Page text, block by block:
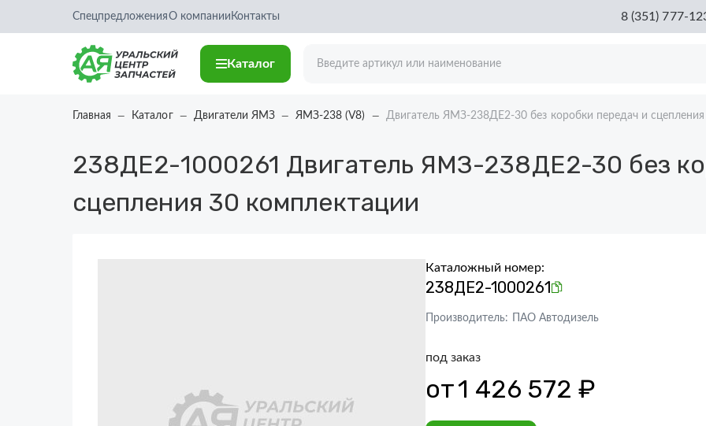
СпецпредложенияО компании Контакты 8 (351) 777-
Каталог
Главная Каталог Двигатели ЯМЗ ЯМЗ-238 (V8) Двигатель ЯМЗ-238ДЕ2-30 без коробки передач и
238ДЕ2-1000261 Двигатель ЯМЗ-238ДЕ2-30 без
сцепления 30 комплектации
Каталожный номер:
238ДЕ2-1000261
Производитель: ПАО Автодизель
под заказ
от1 426 572 ₽